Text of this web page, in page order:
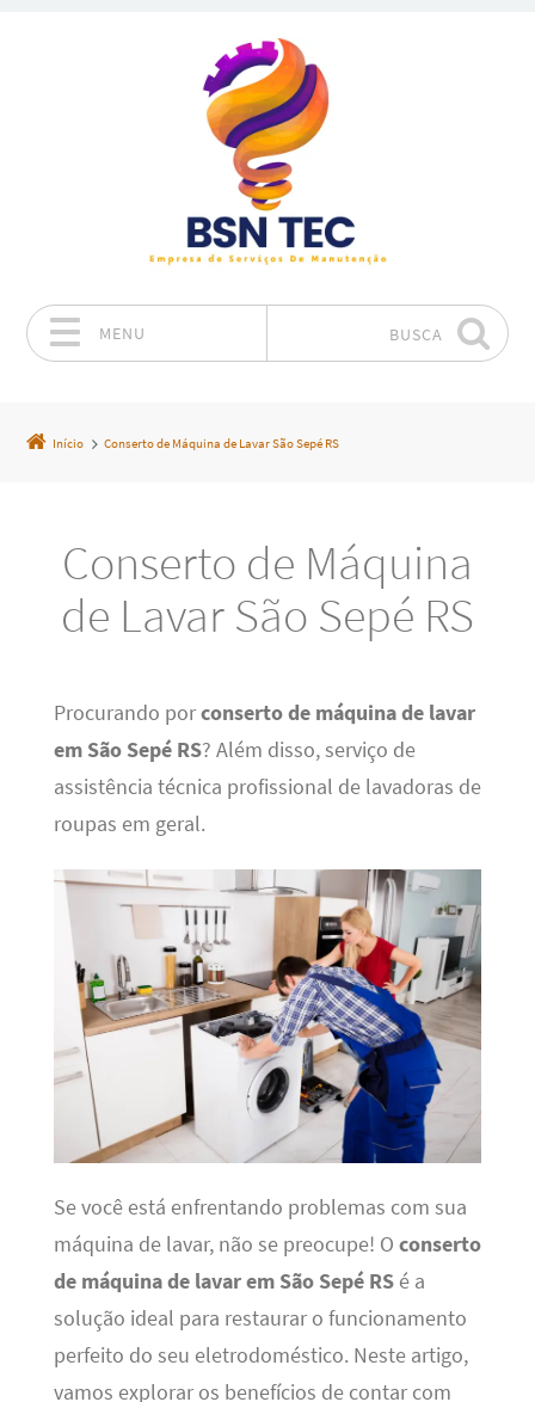
MENU BUSCA
Início Conserto de Máquina de Lavar São Sepé RS
Conserto de Máquina
de Lavar São Sepé RS
Procurando porconserto de máquina de lavar
em São Sepé RS? Além disso, serviço de
assistência técnica profissional de lavadoras de
roupas em geral.
Se você está enfrentando problemas com sua
máquina de lavar, não se preocupe! O conserto
de máquina de lavar em São Sepé RSé a
solução ideal para restaurar o funcionamento
perfeito do seu eletrodoméstico. Neste artigo,
vamos explorar os benefícios de contar com